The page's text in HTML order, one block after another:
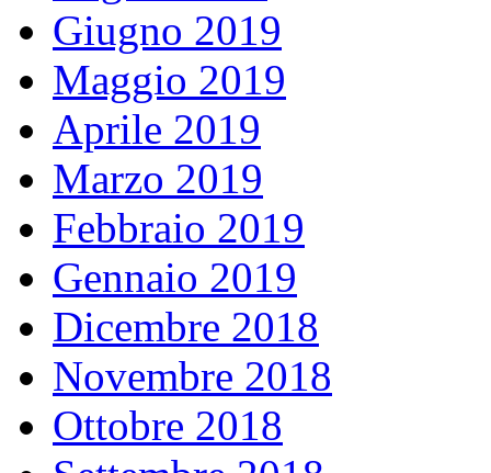
Giugno 2019
Maggio 2019
Aprile 2019
Marzo 2019
Febbraio 2019
Gennaio 2019
Dicembre 2018
Novembre 2018
Ottobre 2018